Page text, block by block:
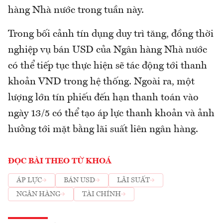
hàng Nhà nước trong tuần này.
Trong bối cảnh tín dụng duy trì tăng, đồng thời
nghiệp vụ bán USD của Ngân hàng Nhà nước
có thể tiếp tục thực hiện sẽ tác động tới thanh
khoản VND trong hệ thống. Ngoài ra, một
lượng lớn tín phiếu đến hạn thanh toán vào
ngày 13/5 có thể tạo áp lực thanh khoản và ảnh
hưởng tới mặt bằng lãi suất liên ngân hàng.
ĐỌC BÀI THEO TỪ KHOÁ
ÁP LỰC BÁN USD
LÃI SUẤT
NGÂN HÀNG
TÀI CHÍNH